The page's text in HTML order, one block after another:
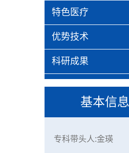
特色医疗
优势技术
科研成果
基本信息
专科带头人:金瑛